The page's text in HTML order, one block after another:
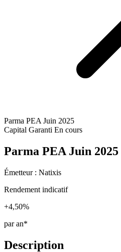
Parma PEA Juin 2025
Capital Garanti En cours
Parma PEA Juin 2025
Émetteur : Natixis
Rendement indicatif
+4,50%
par an*
Description